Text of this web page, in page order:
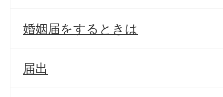
婚姻届をするときは
届出